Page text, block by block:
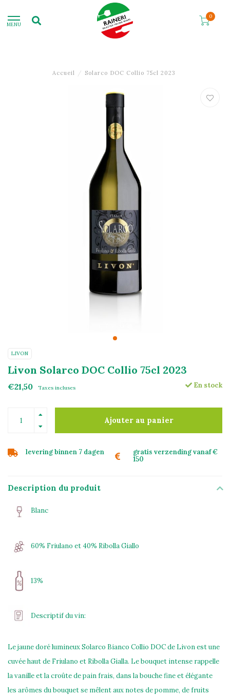
MENU
0
Accueil / Solarco DOC Collio 75cl 2023
LIVON
Livon Solarco DOC Collio 75cl 2023
€21,50 Taxes incluses En stock
Ajouter au panier
levering binnen 7 dagen
gratis verzending vanaf €
150
Description du produit
Blanc
60% Friulano et 40% Ribolla Giallo
13%
Descriptif du vin:
Le jaune doré lumineux Solarco Bianco Collio DOC de Livon est une
cuvée haut de Friulano et Ribolla Gialla. Le bouquet intense rappelle
la vanille et la croûte de pain frais, dans la bouche fine et élégante
les arômes du bouquet se mêlent aux notes de pomme, de fruits